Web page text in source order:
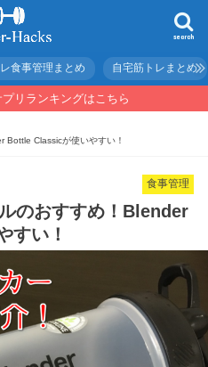
search
食事管理まとめ 自宅筋トレまとめ
リランキングはこちら
Bottle Classicが使いやすい！
食事管理
のおすすめ！Blender
すい！